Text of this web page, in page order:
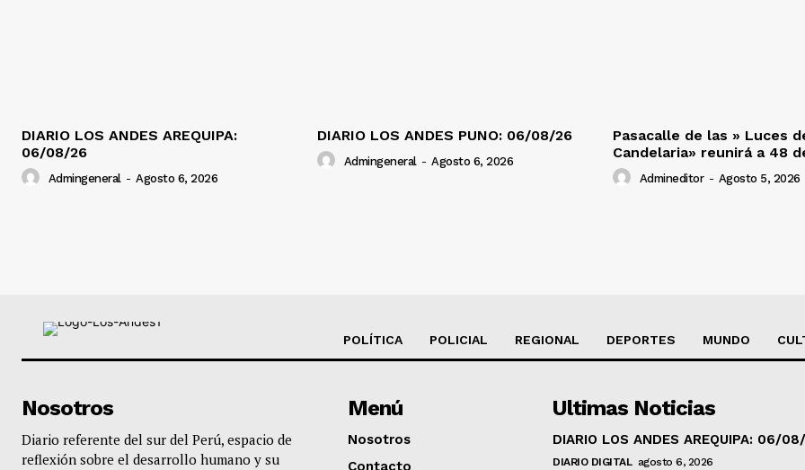
DIARIO LOS ANDES AREQUIPA:
06/08/26
Admingeneral - Agosto 6, 2026
DIARIO LOS ANDES PUNO: 06/08/26
Admingeneral - Agosto 6, 2026
Pasacalle de las » Luces
Candelaria» reunirá a 48
Admineditor - Agosto 5, 2026
POLÍTICA POLICIAL REGIONAL DEPORTES MUNDO
Nosotros
Diario referente del sur del Perú, espacio de
reflexión sobre el desarrollo humano y su
Menú
Nosotros
Contacto
Ultimas Noticias
DIARIO LOS ANDES AREQUIPA: 06/
DIARIO DIGITAL agosto 6, 2026